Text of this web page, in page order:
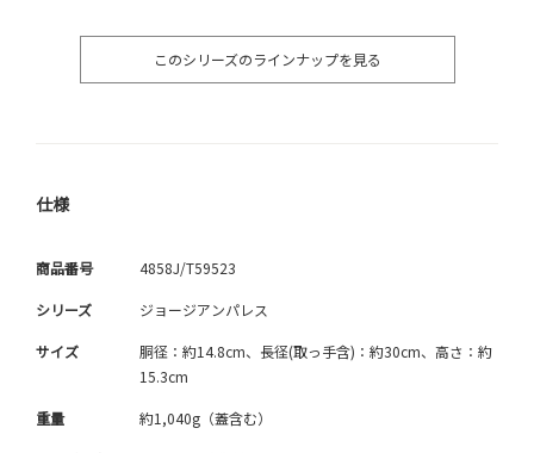
このシリーズのラインナップを見る
仕様
商品番号 4858J/T59523
シリーズ ジョージアンパレス
サイズ
胴径：約14.8cm、長径(取っ手含)：約30cm、高さ：約
15.3cm
重量 約1,040g（蓋含む）